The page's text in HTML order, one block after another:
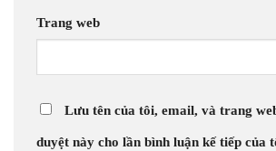
Trang web
Lưu tên của tôi, email, và trang
duyệt này cho lần bình luận kế tiếp của